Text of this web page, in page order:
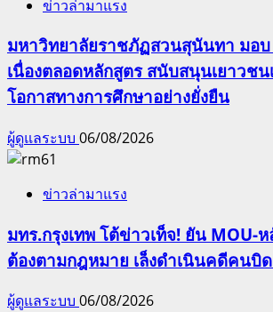
ข่าวล่ามาแรง
มหาวิทยาลัยราชภัฏสวนสุนันทา มอ
เนื่องตลอดหลักสูตร สนับสนุนเยาวชน
โอกาสทางการศึกษาอย่างยั่งยืน
ผู้ดูแลระบบ 06/08/2026
ข่าวล่ามาแรง
มทร.กรุงเทพ โต้ข่าวเท็จ! ยัน MOU-
ต้องตามกฎหมาย เล็งดำเนินคดีคนบิ
ผู้ดูแลระบบ 06/08/2026